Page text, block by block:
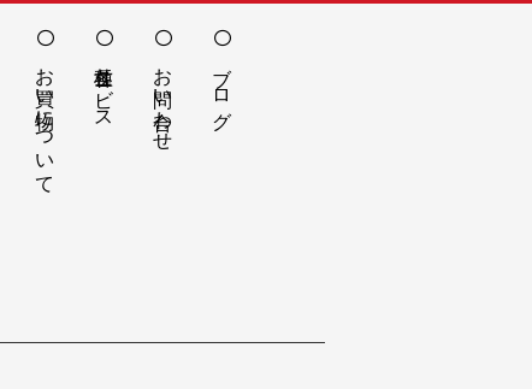
お買い物について 各種サービス お問い合わせ ブログ